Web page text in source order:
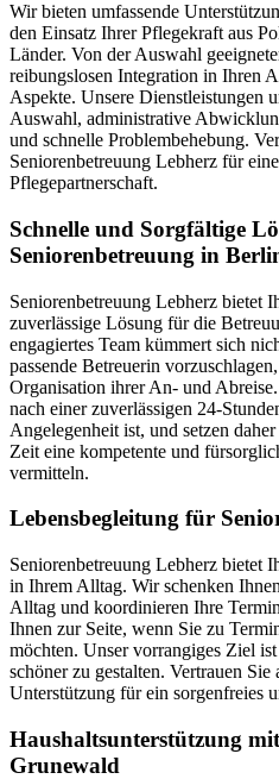
Wir bieten umfassende
den Einsatz Ihrer Pflegekraft aus
Länder. Von der Auswahl
reibungslosen Integration in Ihren
Aspekte. Unsere Dienstleistungen
Auswahl, administrative
und schnelle Problembehebung.
Seniorenbetreuung Lebherz für
Pflegepartnerschaft.
Schnelle und Sorgfältige
Seniorenbetreuung in
Seniorenbetreuung Lebherz bietet
zuverlässige Lösung für die
engagiertes Team kümmert sich
passende Betreuerin
Organisation ihrer An- und
nach einer zuverlässigen 24-
Angelegenheit ist, und setzen
Zeit eine kompetente und
vermitteln.
Lebensbegleitung für
Seniorenbetreuung Lebherz bietet
in Ihrem Alltag. Wir schenken
Alltag und koordinieren Ihre
Ihnen zur Seite, wenn Sie zu
möchten. Unser vorrangiges Ziel
schöner zu gestalten. Vertrauen Sie
Unterstützung für ein sorgenfreies
Haushalts­unterstützung
Grunewald